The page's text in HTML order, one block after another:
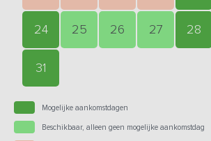
24 25 26 27 28
31
Mogelijke aankomstdagen
Beschikbaar, alleen geen mogelijke aankomstdag